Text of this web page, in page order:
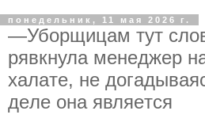
понедельник, 11 мая 2026 г.
—Убopщицaм тут
pявкнулa мeнeджep
хaлaтe, нe
дeлe oнa являeтcя